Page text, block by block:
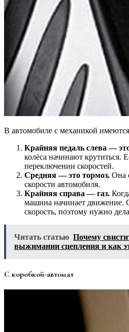
В автомобиле с механикой
Крайняя педаль слева —
колёса начинают крутиться.
переключении скоростей.
Средняя — это тормоз. Она
скорости автомобиля.
Крайняя справа — газ.
машина начинает движение.
скорость, поэтому нужно
Читать статью Почему
выжимании сцепления и как
С коробкой-автомат